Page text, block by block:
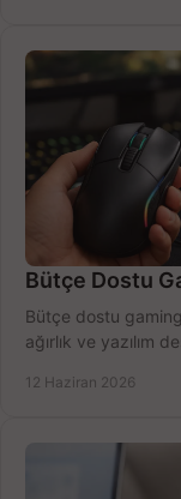
Bütçe Dostu
Bütçe dostu
ağırlık ve yazılım
12 Haziran 2026